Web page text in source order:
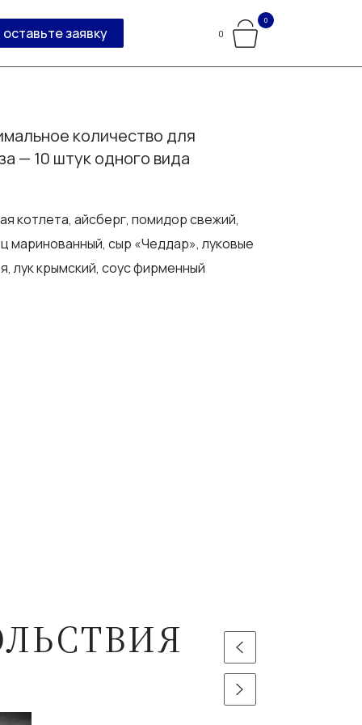
оставьте заявку 0
0
количество для
— 10 штук одного вида
котлета, айсберг, помидор свежий,
маринованный, сыр «Чеддар», луковые
лук крымский, соус фирменный